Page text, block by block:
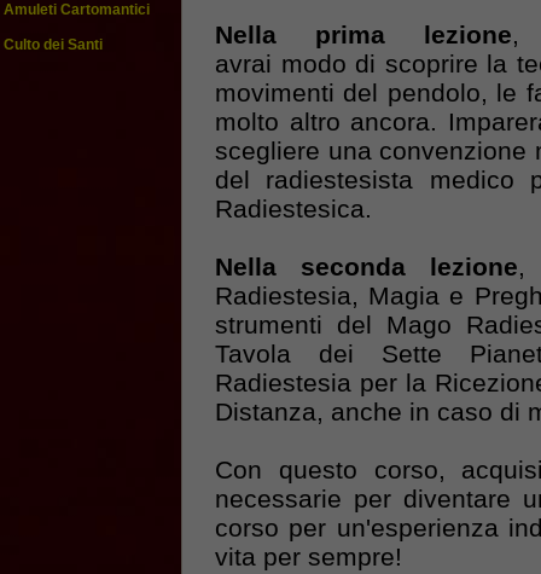
Amuleti Cartomantici
Culto dei Santi
Nella prima lezione,
avrai modo di scoprire la
movimenti del pendolo, le
molto altro ancora.
scegliere una convenzione
del radiestesista medico
Radiestesica.
Nella seconda lezione,
Radiestesia, Magia e
strumenti del Mago
Tavola dei Sette
Radiestesia per la
Distanza, anche in caso di
Con questo corso,
necessarie per diventare
corso per un'esperienza
vita per sempre!